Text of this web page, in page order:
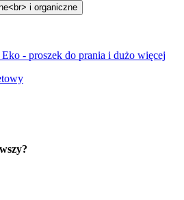
Eko - proszek do prania i dużo więcej